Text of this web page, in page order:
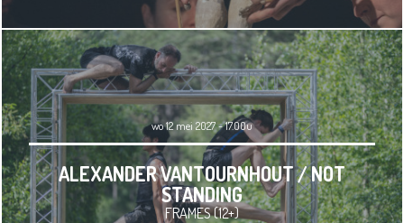
wo 12 mei 2027 - 17.00u
ALEXANDER VANTOURNHOUT / NOT
STANDING
FRAMES (12+)